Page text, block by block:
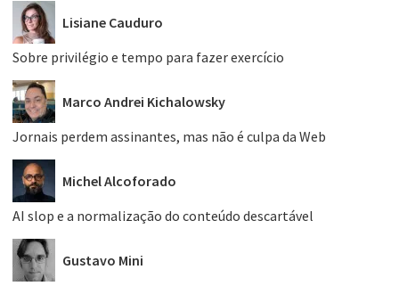
Lisiane Cauduro
Sobre privilégio e tempo para fazer exercício
Marco Andrei Kichalowsky
Jornais perdem assinantes, mas não é culpa da Web
Michel Alcoforado
AI slop e a normalização do conteúdo descartável
Gustavo Mini